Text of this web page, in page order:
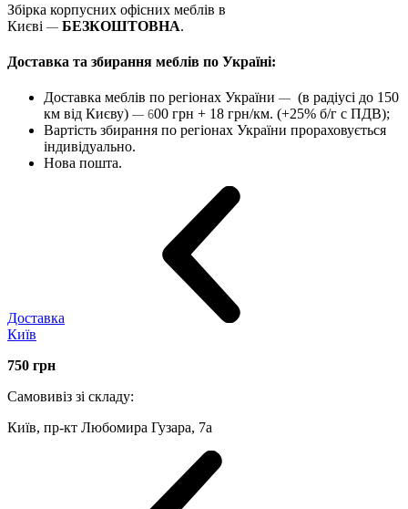
Збірка корпусних офісних меблів в
Києві — БЕЗКОШТОВНА.
Доставка та збирання меблів по Україні:
Доставка меблів по регіонах України — (в радіусі до 150
км від Києву) — 600 грн + 18 грн/км. (+25% б/г с ПДВ);
Вартість збирання по регіонах України прораховується
індивідуально.
Нова пошта.
Доставка
Київ
750 грн
Самовивіз зі складу:
Київ, пр-кт Любомира Гузара, 7а